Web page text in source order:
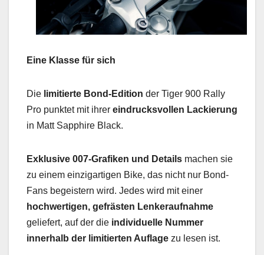
Eine Klasse für sich
Die limitierte Bond-Edition der Tiger 900 Rally
Pro punktet mit ihrer eindrucksvollen Lackierung
in Matt Sapphire Black.
Exklusive 007-Grafiken und Details machen sie
zu einem einzigartigen Bike, das nicht nur Bond-
Fans begeistern wird. Jedes wird mit einer
hochwertigen, gefrästen Lenkeraufnahme
geliefert, auf der die individuelle Nummer
innerhalb der limitierten Auflage zu lesen ist.